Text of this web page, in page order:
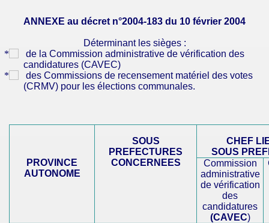
ANNEXE au décret n°2004-183 du 10 février 2004
Déterminant les sièges :
de la Commission administrative de vérification des
candidatures (CAVEC)
des Commissions de recensement matériel des votes
(CRMV) pour les élections communales.
PROVINCE
AUTONOME
SOUS
PREFECTURES
CONCERNEES
CHEF
SOUS
Commission
administrative
de vérification
des
candidatures
(CAVEC)